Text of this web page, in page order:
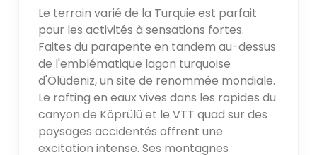
Le terrain varié de la Turquie est parfait
pour les activités à sensations fortes.
Faites du parapente en tandem au-dessus
de l'emblématique lagon turquoise
d'Ölüdeniz, un site de renommée mondiale.
Le rafting en eaux vives dans les rapides du
canyon de Köprülü et le VTT quad sur des
paysages accidentés offrent une
excitation intense. Ses montagnes